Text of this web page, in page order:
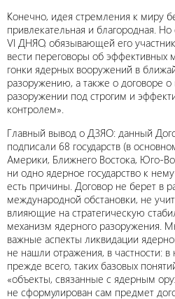
Конечно, идея стремления к миру
привлекательная и благородная.
VI ДНЯО, обязывающей его
вести переговоры об
гонки ядерных вооружений в
разоружению, а также о договоре
разоружении под строгим и
контролем».
Главный вывод о ДЗЯО: данный
подписали 68 государств (в
Америки, Ближнего Востока, Юго-
ни одно ядерное государство к
есть причины. Договор не берет в
международной обстановки, не
влияющие на стратегическую
механизм ядерного разоружения.
важные аспекты ликвидации
не нашли отражения, в частности:
прежде всего, таких базовых
«объекты, связанные с ядерным
не сформулирован сам предмет